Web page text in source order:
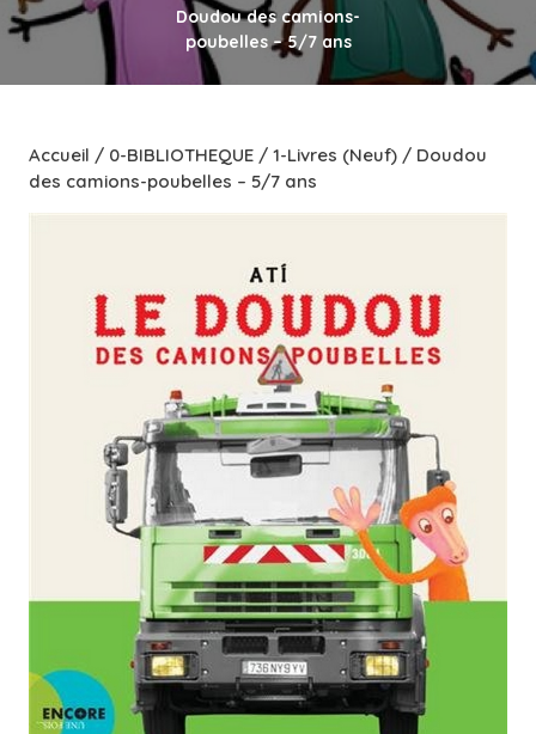
Doudou des camions-
poubelles – 5/7 ans
Accueil / 0-BIBLIOTHEQUE / 1-Livres (Neuf) / Doudou
des camions-poubelles – 5/7 ans